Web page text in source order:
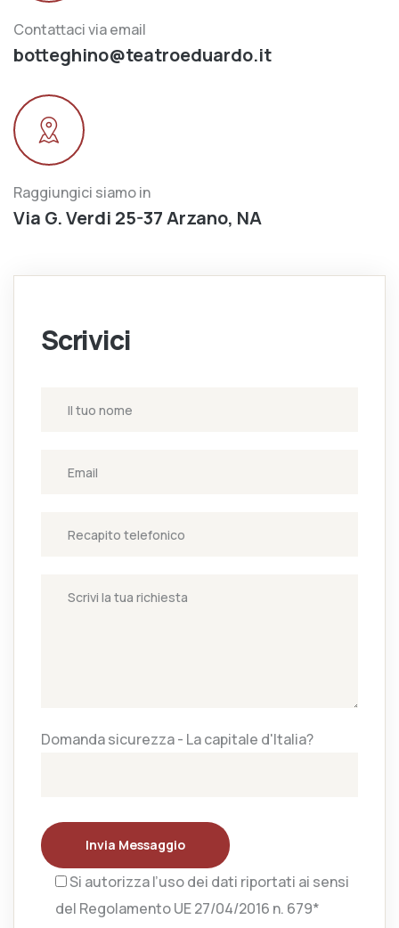
Contattaci via email
botteghino@teatroeduardo.it
Raggiungici siamo in
Via G. Verdi 25-37 Arzano, NA
Scrivici
Domanda sicurezza - La capitale d'Italia?
Invia Messaggio
Si autorizza l’uso dei dati riportati ai sensi
del Regolamento UE 27/04/2016 n. 679*